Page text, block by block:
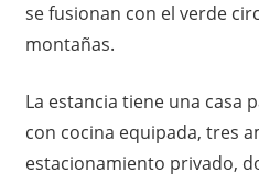
se fusionan con el verde
montañas.
La estancia tiene una casa
con cocina equipada, tres
estacionamiento privado,